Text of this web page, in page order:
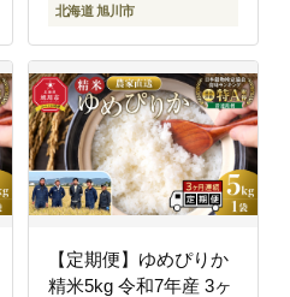
_05549
北海道 旭川市
【定期便】ゆめぴりか
精米5kg 令和7年産 3ヶ